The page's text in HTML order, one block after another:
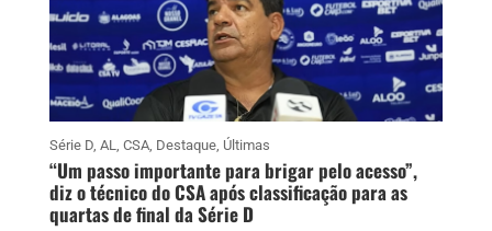
Série D, AL, CSA, Destaque, Últimas
“Um passo importante para brigar pelo acesso”,
diz o técnico do CSA após classificação para as
quartas de final da Série D